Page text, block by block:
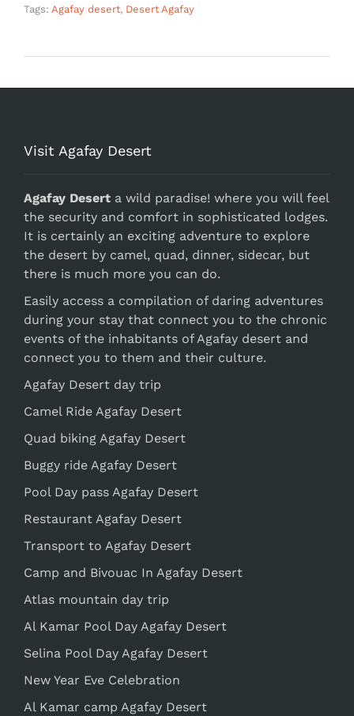
Tags: Agafay desert, Desert Agafay
Visit Agafay Desert
Agafay Desert a wild paradise! where you will feel
the security and comfort in sophisticated lodges.
It is certainly an exciting adventure to explore
the desert by camel, quad, dinner, sidecar, but
there is much more you can do.
Easily access a compilation of daring adventures
during your stay that connect you to the chronic
events of the inhabitants of Agafay desert and
connect you to them and their culture.
Agafay Desert day trip
Camel Ride Agafay Desert
Quad biking Agafay Desert
Buggy ride Agafay Desert
Pool Day pass Agafay Desert
Restaurant Agafay Desert
Transport to Agafay Desert
Camp and Bivouac In Agafay Desert
Atlas mountain day trip
Al Kamar Pool Day Agafay Desert
Selina Pool Day Agafay Desert
New Year Eve Celebration
Al Kamar camp Agafay Desert